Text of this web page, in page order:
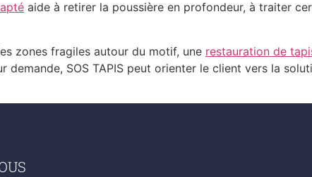
aide à retirer la poussière en profondeur, à traiter
zones fragiles autour du motif, une restauration de
demande, SOS TAPIS peut orienter le client vers la